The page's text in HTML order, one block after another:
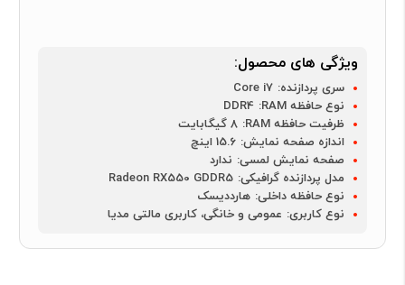
ویژگی های محصول:
سری پردازنده: Core i7
نوع حافظه RAM:
DDR4
ظرفیت حافظه RAM:
8 گیگابایت
اندازه صفحه نمایش: 15.6 اینچ
صفحه نمایش لمسی: ندارد
مدل پردازنده گرافیکی: Radeon RX550 GDDR5
نوع حافظه داخلی: هارددیسک
نوع کاربری: عمومی و خانگی، کاربری مالتی مدیا